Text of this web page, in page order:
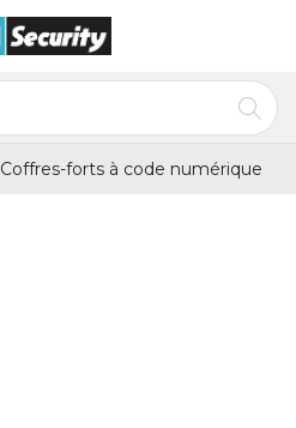
Coffres-forts à code numérique